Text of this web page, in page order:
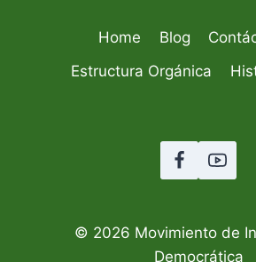
Home Blog
Estructura Orgánica
© 2026 Movimiento de
Democrática